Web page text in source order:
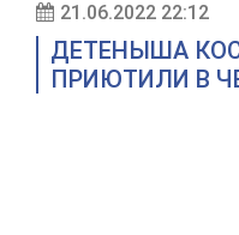
21.06.2022 22:12
ДЕТЕНЫША
ПРИЮТИЛИ В